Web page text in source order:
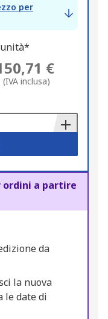
per
unità*
€
(IVA inclusa)
ordini a partire
da
la nuova
le date di